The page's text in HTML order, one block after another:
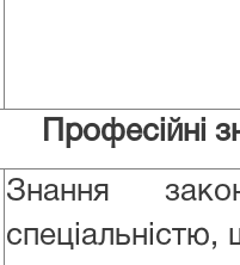
Професійні
Знання
спеціальністю,